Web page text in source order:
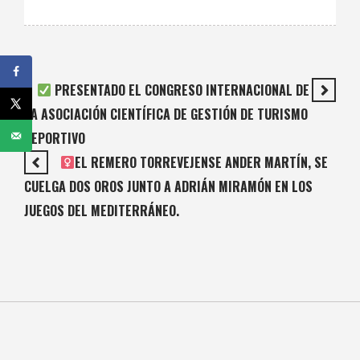
PRESENTADO EL CONGRESO INTERNACIONAL DE
LA ASOCIACIÓN CIENTÍFICA DE GESTIÓN DE TURISMO
DEPORTIVO
EL REMERO TORREVEJENSE ANDER MARTÍN, SE
CUELGA DOS OROS JUNTO A ADRIÁN MIRAMÓN EN LOS
JUEGOS DEL MEDITERRÁNEO.